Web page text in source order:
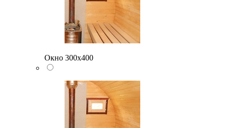
Окно 300х400